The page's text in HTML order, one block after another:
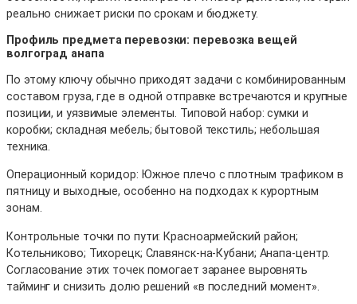
реально снижает риски по срокам и бюджету.
Профиль предмета перевозки: перевозка вещей
волгоград анапа
По этому ключу обычно приходят задачи с комбинированным
составом груза, где в одной отправке встречаются и крупные
позиции, и уязвимые элементы. Типовой набор: сумки и
коробки; складная мебель; бытовой текстиль; небольшая
техника.
Операционный коридор: Южное плечо с плотным трафиком в
пятницу и выходные, особенно на подходах к курортным
зонам.
Контрольные точки по пути: Красноармейский район;
Котельниково; Тихорецк; Славянск-на-Кубани; Анапа-центр.
Согласование этих точек помогает заранее выровнять
тайминг и снизить долю решений «в последний момент».